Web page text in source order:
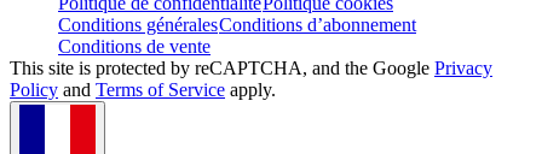
Conditions généralesConditions d’abonnement
Conditions de vente
This site is protected by reCAPTCHA, and the Google Privacy
Policy and Terms of Service apply.